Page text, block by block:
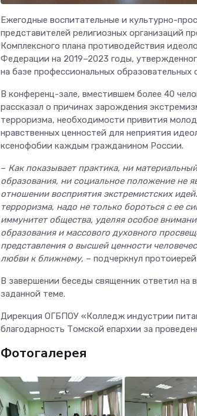
Ежегодные воспитательные и культурно-
представителей религиозных организаций
Комплексного плана противодействия
Федерации на 2019–2023 годы,
на базе профессиональных образовательных
В конференц-зале, вместившем более 40
рассказал о причинах зарождения
терроризма, необходимости привития
нравственных ценностей для неприятия
ксенофобии каждым гражданином России.
– Как показывает практика, ни
образования, ни социальное положение не
отношении восприятия экстремистских
терроризма, надо не только бороться с ее
иммунитет общества, уделяя особое
образования и массового духовного
представления о высшей ценности
любви к ближнему, – подчеркнул
В завершении беседы священник ответил
заданной теме.
Дирекция ОГБПОУ «Колледж индустрии
благодарность Томской епархии за
Фотогалерея